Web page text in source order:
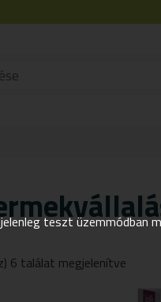
6 találat megjelenítve
teszt üzemmódban